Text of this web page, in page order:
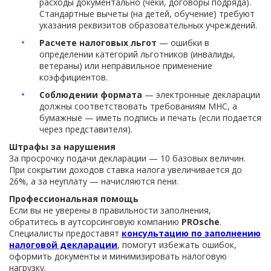
Стандартные вычеты (на детей, обучение) требуют
указания реквизитов образовательных учреждений.
Расчете налоговых льгот — ошибки в
определении категорий льготников (инвалиды,
ветераны) или неправильное применение
коэффициентов.
Соблюдении формата — электронные декларации
должны соответствовать требованиям МНС, а
бумажные — иметь подпись и печать (если подается
через представителя).
Штрафы за нарушения
За просрочку подачи декларации — 10 базовых величин.
При сокрытии доходов ставка налога увеличивается до
26%, а за неуплату — начисляются пени.
Профессиональная помощь
Если вы не уверены в правильности заполнения,
обратитесь в аутсорсинговую компанию PROsche.
Специалисты предоставят консультацию по заполнению
налоговой декларации, помогут избежать ошибок,
оформить документы и минимизировать налоговую
нагрузку.